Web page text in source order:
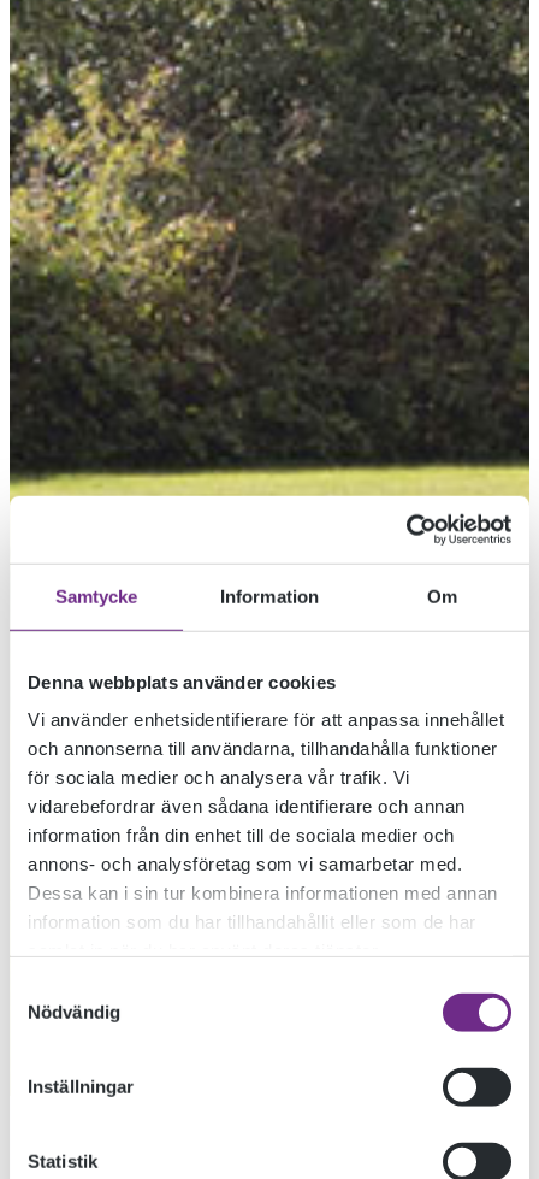
Samtycke Information Om
Denna webbplats använder cookies
Vi använder enhetsidentifierare för att anpassa innehållet
och annonserna till användarna, tillhandahålla funktioner
för sociala medier och analysera vår trafik. Vi
vidarebefordrar även sådana identifierare och annan
information från din enhet till de sociala medier och
annons- och analysföretag som vi samarbetar med.
Dessa kan i sin tur kombinera informationen med annan
information som du har tillhandahållit eller som de har
Nödvändig
Inställningar
Statistik